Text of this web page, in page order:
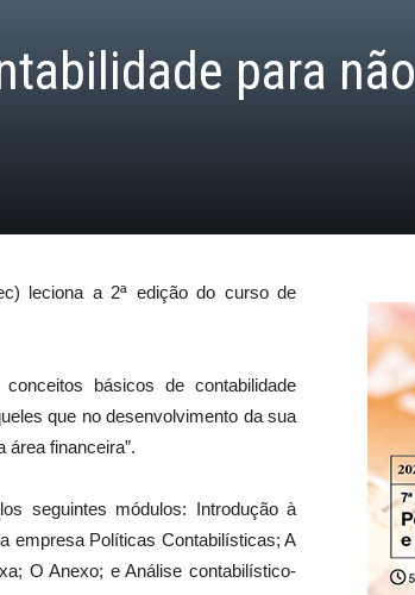
para não
leciona a 2ª edição do curso de
básicos de contabilidade
que no desenvolvimento da sua
financeira”.
seguintes módulos: Introdução à
empresa Políticas Contabilísticas; A
O Anexo; e Análise contabilístico-